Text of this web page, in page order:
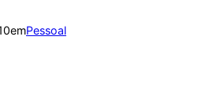
emPessoal